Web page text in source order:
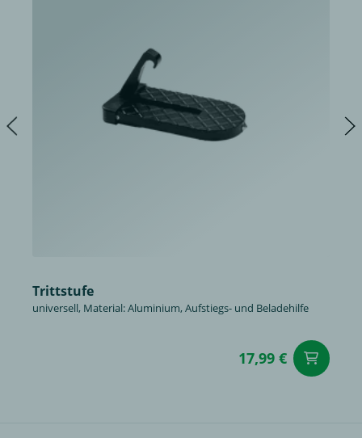
Trittstufe
universell, Material: Aluminium, Aufstiegs- und Beladehilfe
17,99 €